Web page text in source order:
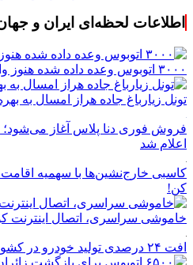
اطلاعات لحظه‌ای ایران و
۳۰۰۰ اتوبوس وعده داده شده هنوز وارد طرح اربعین نشده است
تونل زیارباغ جاده هراز امسال به
فروش فوری دنا پلاس آغاز می‌شود؛
اعلام شد
کن!
خاموشی سراسری، اتصال اینترنت
افت ۲۴ درصدی تولید خودرو در کشور